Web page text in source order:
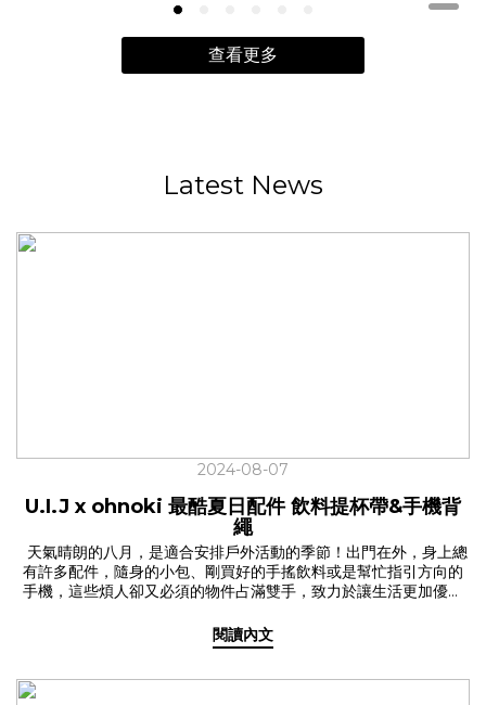
查看更多
Latest News
2024-08-07
U.I.J x ohnoki 最酷夏日配件 飲料提杯帶&手機背
繩
天氣晴朗的八月，是適合安排戶外活動的季節！出門在外，身上總
有許多配件，隨身的小包、剛買好的手搖飲料或是幫忙指引方向的
手機，這些煩人卻又必須的物件占滿雙手，致力於讓生活更加優雅
我們再次與品牌朋友ohnoki 合作，升級了人氣定番「飲料提杯帶
2.0」還推出了生活好幫手「手機背繩」！ 這個夏天，讓 U.I.J x
帶 2.0✓ 新色出擊，找到你的命定色系從經典3色，展開到讓人選擇
閱讀內文